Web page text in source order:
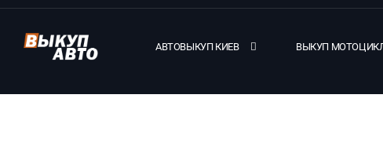
АВТОВЫКУП КИЕВ ВЫКУП